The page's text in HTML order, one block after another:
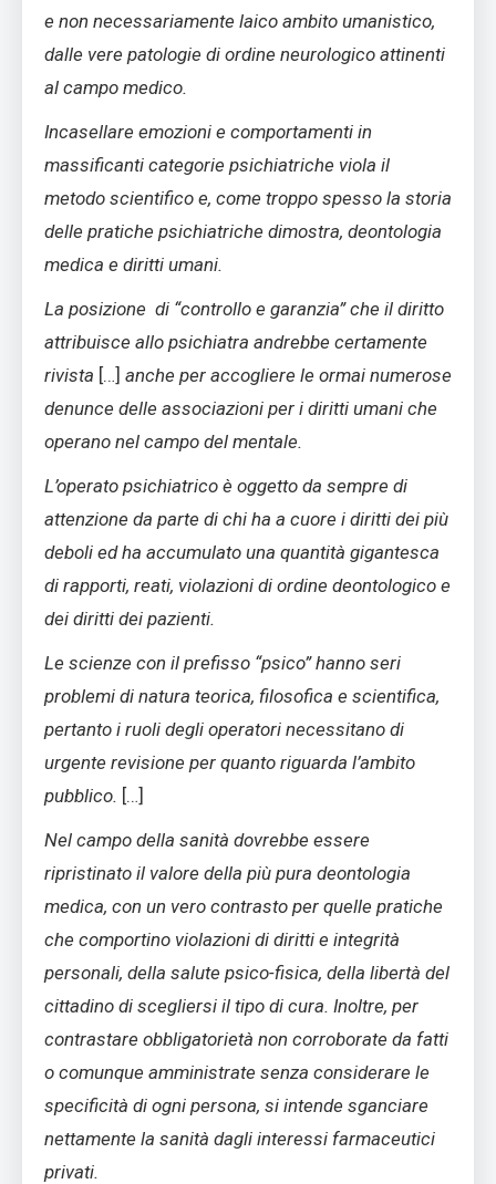
e non necessariamente laico ambito umanistico,
dalle vere patologie di ordine neurologico attinenti
al campo medico.
Incasellare emozioni e comportamenti in
massificanti categorie psichiatriche viola il
metodo scientifico e, come troppo spesso la storia
delle pratiche psichiatriche dimostra, deontologia
medica e diritti umani.
La posizione di “controllo e garanzia” che il diritto
attribuisce allo psichiatra andrebbe certamente
rivista […] anche per accogliere le ormai numerose
denunce delle associazioni per i diritti umani che
operano nel campo del mentale.
L’operato psichiatrico è oggetto da sempre di
attenzione da parte di chi ha a cuore i diritti dei più
deboli ed ha accumulato una quantità gigantesca
di rapporti, reati, violazioni di ordine deontologico e
dei diritti dei pazienti.
Le scienze con il prefisso “psico” hanno seri
problemi di natura teorica, filosofica e scientifica,
pertanto i ruoli degli operatori necessitano di
urgente revisione per quanto riguarda l’ambito
pubblico. […]
Nel campo della sanità dovrebbe essere
ripristinato il valore della più pura deontologia
medica, con un vero contrasto per quelle pratiche
che comportino violazioni di diritti e integrità
personali, della salute psico-fisica, della libertà del
cittadino di scegliersi il tipo di cura. Inoltre, per
contrastare obbligatorietà non corroborate da fatti
o comunque amministrate senza considerare le
specificità di ogni persona, si intende sganciare
nettamente la sanità dagli interessi farmaceutici
privati.